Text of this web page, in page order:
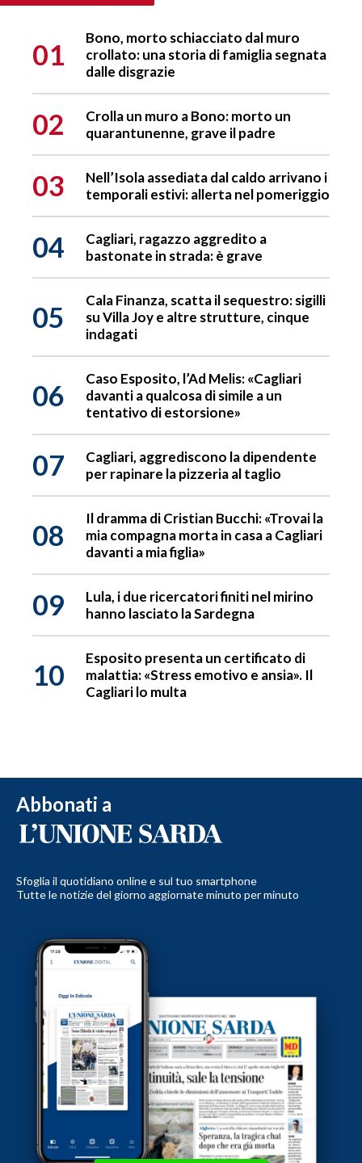
01
Bono, morto schiacciato dal muro
crollato: una storia di famiglia segnata
dalle disgrazie
02
Crolla un muro a Bono: morto un
quarantunenne, grave il padre
03
Nell’Isola assediata dal caldo arrivano i
temporali estivi: allerta nel pomeriggio
04
Cagliari, ragazzo aggredito a
bastonate in strada: è grave
05
Cala Finanza, scatta il sequestro: sigilli
su Villa Joy e altre strutture, cinque
indagati
06
Caso Esposito, l’Ad Melis: «Cagliari
davanti a qualcosa di simile a un
tentativo di estorsione»
07
Cagliari, aggrediscono la dipendente
per rapinare la pizzeria al taglio
08
Il dramma di Cristian Bucchi: «Trovai la
mia compagna morta in casa a Cagliari
davanti a mia figlia»
09
Lula, i due ricercatori finiti nel mirino
hanno lasciato la Sardegna
10
Esposito presenta un certificato di
malattia: «Stress emotivo e ansia». Il
Cagliari lo multa
Abbonati a
Sfoglia il quotidiano online e sul tuo smartphone
Tutte le notizie del giorno aggiornate minuto per minuto